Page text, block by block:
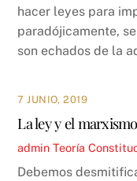
hacer leyes para
paradójicamente,
son echados de la
7 JUNIO, 2019
La ley y el
admin Teoría
Debemos